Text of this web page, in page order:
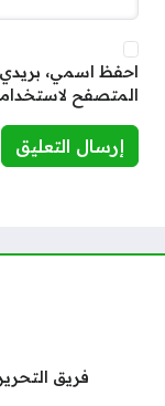
احفظ اسمي، بريدي
المتصفح
فريق التحرير